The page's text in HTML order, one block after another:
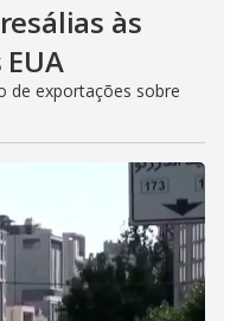
às
de exportações sobre